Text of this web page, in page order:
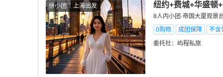
拼小团 上海出发 纽约+费城+华盛顿
8人内小团·帝国大厦观景
0购物
成团保障
不含
委托社： 屿程私旅